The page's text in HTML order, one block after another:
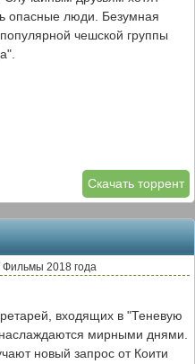
опасные люди. Безумная
чешской группы
Скачать торрент
Фильмы 2018 года
входящих в "Теневую
мирными днями.
новый запрос от Коити